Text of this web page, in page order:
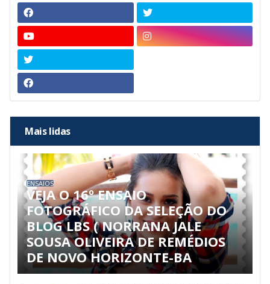
Mais lidas
ENSAIOS
VEJA O 16º ENSAIO
FOTOGRÁFICO DA SELEÇÃO DO
BLOG LBS ( NORRANA JALE
SOUSA OLIVEIRA DE REMÉDIOS
DE NOVO HORIZONTE-BA